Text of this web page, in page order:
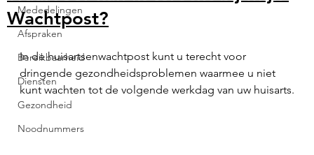
Mededelingen
Afspraken
Bereikbaarheid
Diensten
Gezondheid
Noodnummers
Wachtpost?
In de huisartsenwachtpost kunt u terecht voor
dringende gezondheidsproblemen waarmee u niet
kunt wachten tot de volgende werkdag van uw huisarts.